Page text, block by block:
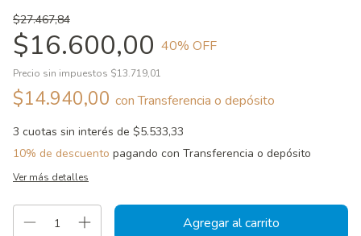
$27.467,84
$16.600,00 40% OFF
Precio sin impuestos $13.719,01
$14.940,00 con Transferencia o depósito
3 cuotas sin interés de $5.533,33
10% de descuento pagando con Transferencia o depósito
Ver más detalles